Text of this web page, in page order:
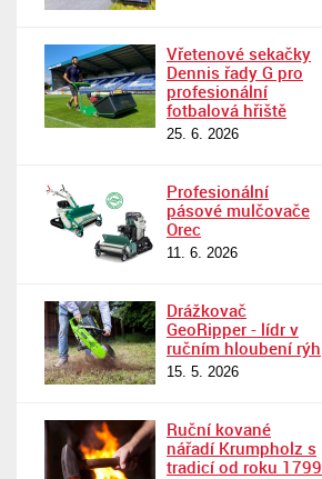
Vřetenové sekačky
Dennis řady G pro
profesionální
fotbalová hřiště
25. 6. 2026
Profesionální
pásové mulčovače
Orec
11. 6. 2026
Drážkovač
GeoRipper - lídr v
ručním hloubení rýh
15. 5. 2026
Ruční kované
nářadí Krumpholz s
tradicí od roku 1799